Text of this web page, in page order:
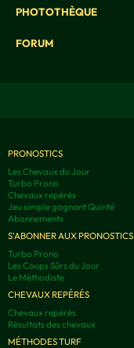
PHOTOTHÈQUE
FORUM
PRONOSTICS
Les Chevaux du Jour
Turbo Prono
Chevaux repérés
Jeu simple gagnant Quinté
Abonnements
S'ABONNER AUX PRONOSTICS
Turbo Prono
Les Coups Sûrs du Jour
Le Méthodiste
CHEVAUX REPÉRÉS
Chevaux repérés
Résultats des chevaux
MÉTHODES TURF